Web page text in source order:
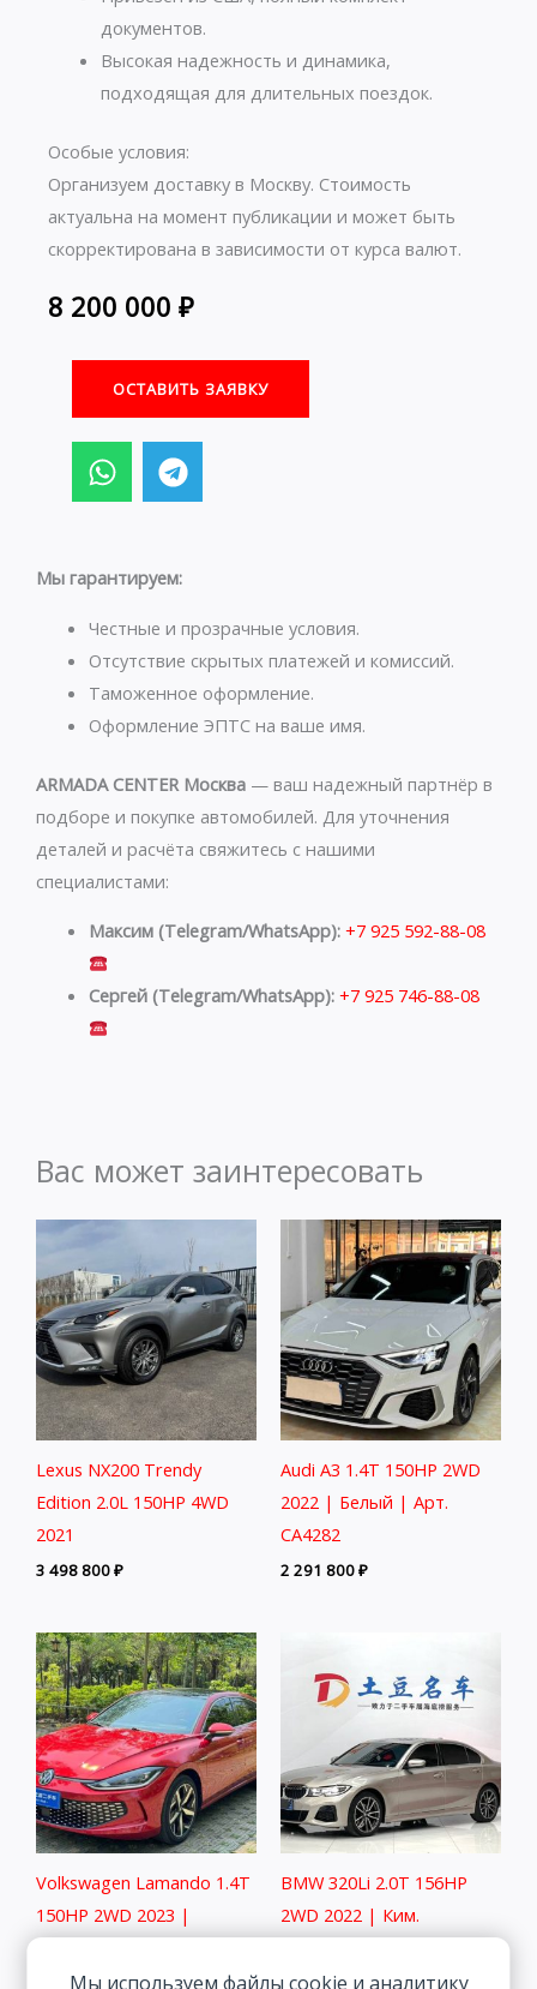
документов.
Высокая надежность и динамика,
подходящая для длительных поездок.
Особые условия:
Организуем доставку в Москву. Стоимость
актуальна на момент публикации и может быть
скорректирована в зависимости от курса валют.
8 200 000 ₽
ОСТАВИТЬ ЗАЯВКУ
W
h
a
s
p
p
T
e
l
g
a
m
Мы гарантируем:
Честные и прозрачные условия.
Отсутствие скрытых платежей и комиссий.
Таможенное оформление.
Оформление ЭПТС на ваше имя.
ARMADA CENTER Москва — ваш надежный партнёр в
подборе и покупке автомобилей. Для уточнения
деталей и расчёта свяжитесь с нашими
специалистами:
Максим (Telegram/WhatsApp): +7 925 592-88-08
Сергей (Telegram/WhatsApp): +7 925 746-88-08
Вас может заинтересовать
Lexus NX200 Trendy
Edition 2.0L 150HP 4WD
2021
3 498 800₽
Audi A3 1.4T 150HP 2WD
2022 | Белый | Арт.
CA4282
2 291 800₽
Volkswagen Lamando 1.4T
150HP 2WD 2023 |
2 115 800₽
BMW 320Li 2.0T 156HP
2WD 2022 | Ким.
Мы используем файлы cookie и аналитику